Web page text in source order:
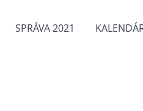
SPRÁVA 2021